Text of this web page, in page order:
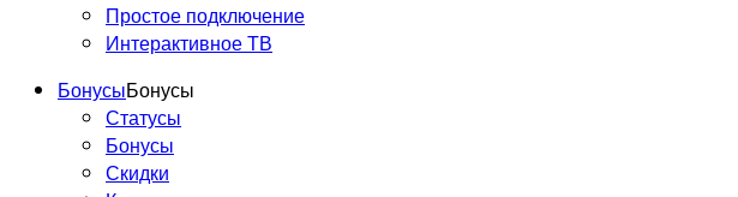
Простое подключение
Интерактивное ТВ
БонусыБонусы
Статусы
Бонусы
Скидки